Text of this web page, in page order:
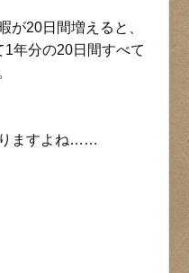
が20日間増えると、
年分の20日間すべて
りますよね……